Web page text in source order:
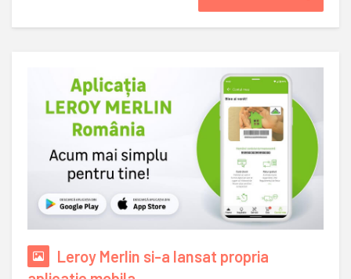
Leroy Merlin si-a lansat propria